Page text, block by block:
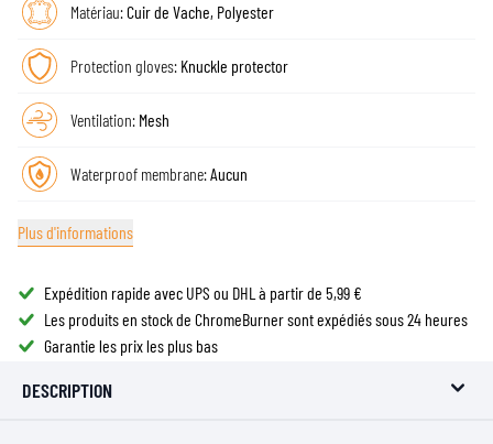
Matériau:Cuir de Vache, Polyester
Protection gloves: Knuckle protector
Ventilation: Mesh
Waterproof membrane:Aucun
Plus d'informations
Expédition rapide avec UPS ou DHL à partir de 5,99 €
Les produits en stock de ChromeBurner sont expédiés sous 24 heures
Garantie les prix les plus bas
DESCRIPTION